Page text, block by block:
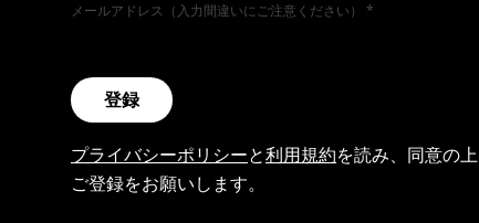
メールアドレス（入力間違いにご注意ください）
登録
プライバシーポリシーと利用規約を読み、同意の上
ご登録をお願いします。